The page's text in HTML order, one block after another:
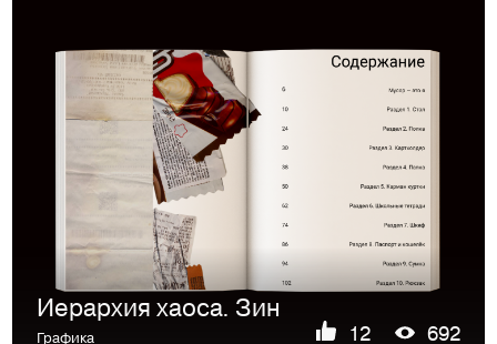
Иерархия хаоса. Зин
Графика 12 692